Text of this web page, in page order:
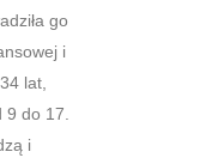
go
i
lat,
do 17.
i